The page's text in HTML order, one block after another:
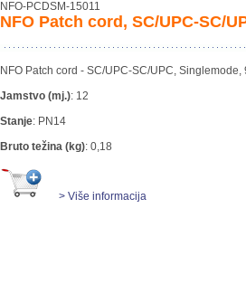
NFO-PCDSM-15011
NFO Patch cord, SC/UPC-SC/
NFO Patch cord - SC/UPC-SC/UPC,
Jamstvo (mj.): 12
Stanje: PN14
Bruto težina (kg): 0,18
> Više informacija